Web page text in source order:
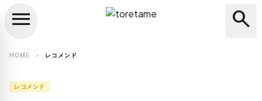
search
menu search
HOME chevron_right レコメンド
レコメンド